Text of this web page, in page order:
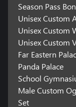
Season Pass
Unisex Custom
Unisex Custom
Unisex Custom
Far Eastern
Panda Palace
School
Male Custom
Set